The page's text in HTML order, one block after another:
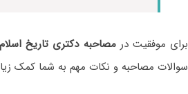
برای موفقیت درمصاحبه دکتری تاریخ اسلام
سوالات مصاحبه و نکات مهم به شما کمک